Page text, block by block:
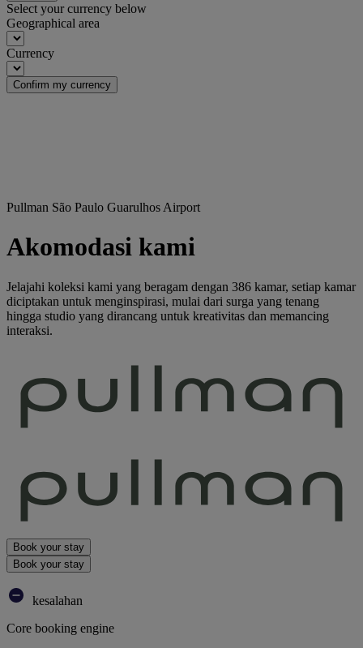
Select your currency below
Geographical area
Currency
Confirm my currency
Pullman São Paulo Guarulhos Airport
Akomodasi kami
Jelajahi koleksi kami yang beragam dengan 386 kamar, setiap kamar
diciptakan untuk menginspirasi, mulai dari surga yang tenang
hingga studio yang dirancang untuk kreativitas dan memancing
interaksi.
Book your stay
Book your stay
kesalahan
Core booking engine